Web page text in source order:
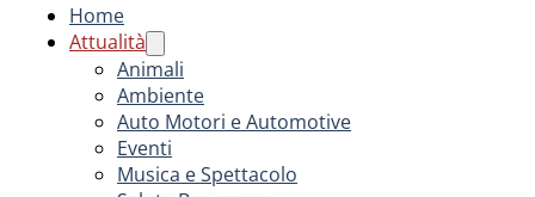
Home
Attualità
Animali
Ambiente
Auto Motori e Automotive
Eventi
Musica e Spettacolo